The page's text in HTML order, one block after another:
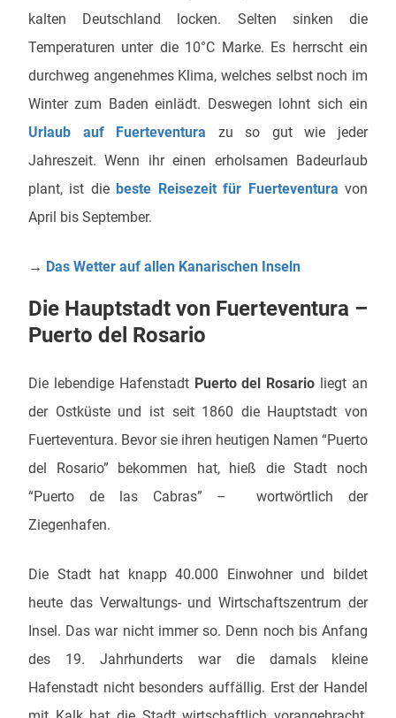
kalten Deutschland locken. Selten sinken die
Temperaturen unter die 10°C Marke. Es herrscht ein
durchweg angenehmes Klima, welches selbst noch im
Winter zum Baden einlädt. Deswegen lohnt sich ein
Urlaub auf Fuerteventura zu so gut wie jeder
Jahreszeit. Wenn ihr einen erholsamen Badeurlaub
plant, ist diebeste Reisezeit für Fuerteventura von
April bis September.
→ Das Wetter auf allen Kanarischen Inseln
Die Hauptstadt von Fuerteventura –
Puerto del Rosario
Die lebendige Hafenstadt Puerto del Rosario liegt an
der Ostküste und ist seit 1860 die Hauptstadt von
Fuerteventura. Bevor sie ihren heutigen Namen “Puerto
del Rosario” bekommen hat, hieß die Stadt noch
“Puerto de las Cabras” – wortwörtlich der
Ziegenhafen.
Die Stadt hat knapp 40.000 Einwohner und bildet
heute das Verwaltungs- und Wirtschaftszentrum der
Insel. Das war nicht immer so. Denn noch bis Anfang
des 19. Jahrhunderts war die damals kleine
Hafenstadt nicht besonders auffällig. Erst der Handel